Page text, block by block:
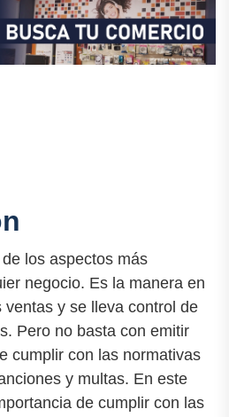
los aspectos más
negocio. Es la manera en
ventas y se lleva control de
Pero no basta con emitir
cumplir con las normativas
y multas. En este
de cumplir con las